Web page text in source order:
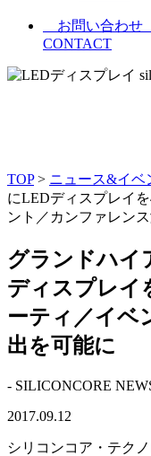
お問い合わせ
CONTACT
TOP> ニュース&イベ
にLEDディスプレイ
ント／カンファレン
グランドハイ
ディスプレ
ーティ／イベ
出を可能に
- SILICONCORE
2017.09.12
シリコンコア・テク